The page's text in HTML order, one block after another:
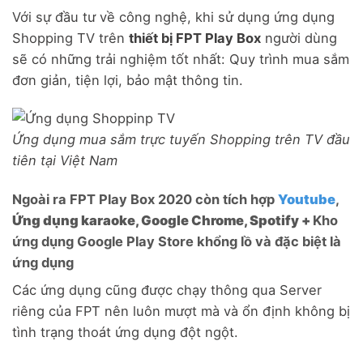
Với sự đầu tư về công nghệ, khi sử dụng ứng dụng
Shopping TV trên thiết bị FPT Play Box người dùng
sẽ có những trải nghiệm tốt nhất: Quy trình mua sắm
đơn giản, tiện lợi, bảo mật thông tin.
Ứng dụng mua sắm trực tuyến Shopping trên TV đầu
tiên tại Việt Nam
Ngoài ra FPT Play Box 2020 còn tích hợp Youtube,
Ứng dụng karaoke, Google Chrome, Spotify + Kho
ứng dụng Google Play Store khổng lồ và đặc biệt là
ứng dụng
Các ứng dụng cũng được chạy thông qua Server
riêng của FPT nên luôn mượt mà và ổn định không bị
tình trạng thoát ứng dụng đột ngột.